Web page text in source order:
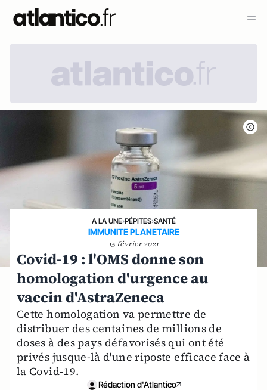
A LA UNE›PÉPITES›SANTÉ
IMMUNITE PLANETAIRE
15 février 2021
Covid-19 : l'OMS donne son
homologation d'urgence au
vaccin d'AstraZeneca
Cette homologation va permettre de
distribuer des centaines de millions de
doses à des pays défavorisés qui ont été
privés jusque-là d'une riposte efficace face à
la Covid-19.
Rédaction d'Atlantico